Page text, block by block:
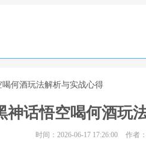
何酒玩法解析与实战心得
神话悟空喝何酒玩
时间：2026-06-17 17:26:00 作者